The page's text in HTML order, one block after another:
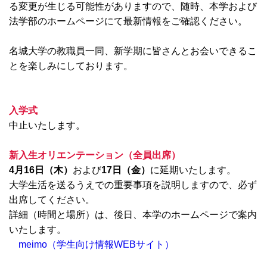
る変更が生じる可能性がありますので、随時、本学および
法学部のホームページにて最新情報をご確認ください。
名城大学の教職員一同、新学期に皆さんとお会いできるこ
とを楽しみにしております。
入学式
中止いたします。
新入生オリエンテーション（全員出席）
4月16日（木） および17日（金） に延期いたします。
大学生活を送るうえでの重要事項を説明しますので、必ず
出席してください。
詳細（時間と場所）は、後日、本学のホームページで案内
いたします。
meimo（学生向け情報WEBサイト）